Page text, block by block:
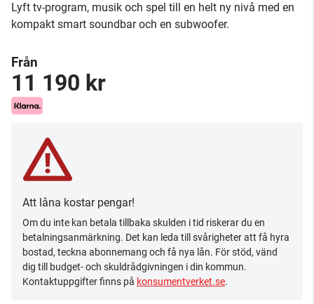
Lyft tv-program, musik och spel till en helt ny nivå med en
kompakt smart soundbar och en subwoofer.
Från
11 190 kr
Att låna kostar pengar!
Om du inte kan betala tillbaka skulden i tid riskerar du en
betalningsanmärkning. Det kan leda till svårigheter att få hyra
bostad, teckna abonnemang och få nya lån. För stöd, vänd
dig till budget- och skuldrådgivningen i din kommun.
Kontaktuppgifter finns på konsumentverket.se.